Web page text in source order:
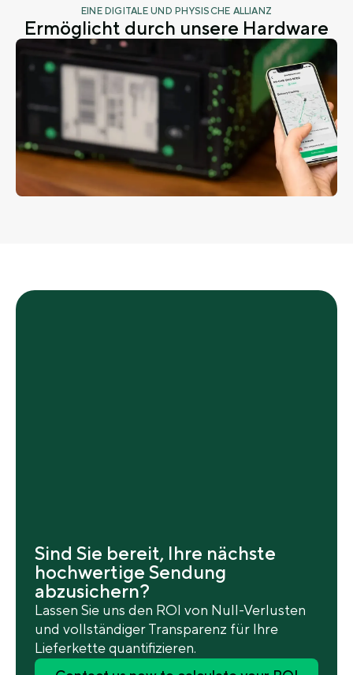
EINE DIGITALE UND PHYSISCHE ALLIANZ
Ermöglicht durch unsere Hardware
Sind Sie bereit, Ihre nächste
hochwertige Sendung
abzusichern?
Lassen Sie uns den ROI von Null-Verlusten
und vollständiger Transparenz für Ihre
Lieferkette quantifizieren.